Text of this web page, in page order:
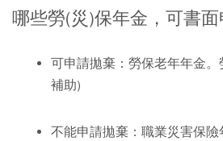
哪些勞(災)保年金，可書面
可申請拋棄： 勞保老年年金
補助)
不能申請拋棄： 職業災害保險